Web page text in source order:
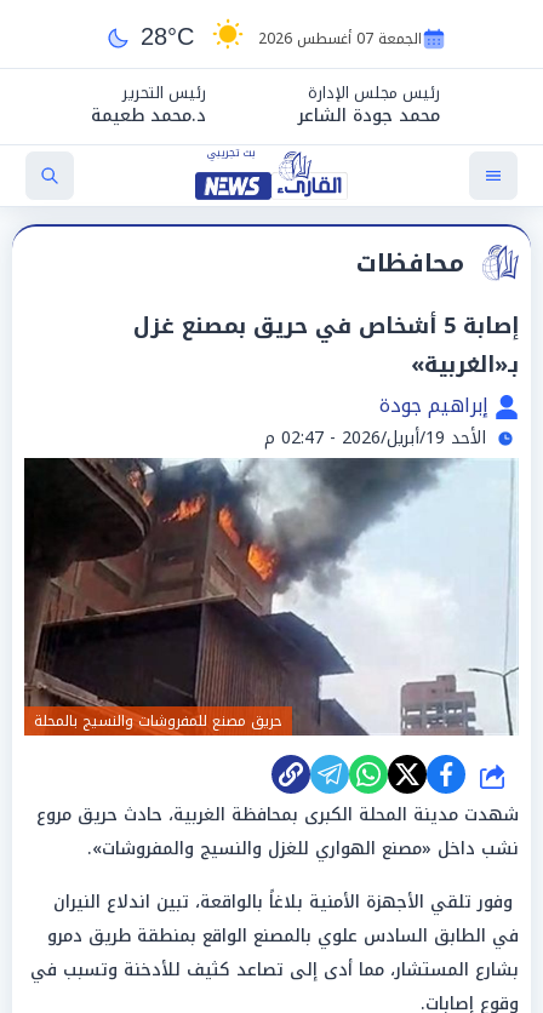
الجمعة 07 أغسطس 2026 28°C
رئيس مجلس الإدارة
محمد جودة الشاعر
رئيس التحرير
د.محمد طعيمة
محافظات
إصابة 5 أشخاص في حريق بمصنع غزل
بـ«الغربية»
إبراهيم جودة
الأحد 19/أبريل/2026 - 02:47 م
حريق مصنع للمفروشات والنسيج بالمحلة
شارك
شهدت مدينة المحلة الكبرى بمحافظة الغربية، حادث حريق مروع
نشب داخل «مصنع الهواري للغزل والنسيج والمفروشات».
وفور تلقي الأجهزة الأمنية بلاغاً بالواقعة، تبين اندلاع النيران
في الطابق السادس علوي بالمصنع الواقع بمنطقة طريق دمرو
بشارع المستشار، مما أدى إلى تصاعد كثيف للأدخنة وتسبب في
وقوع إصابات.